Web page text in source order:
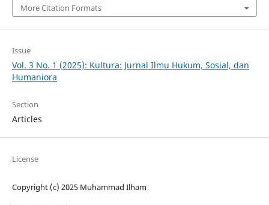
More Citation Formats
Issue
Vol. 3 No. 1 (2025): Kultura: Jurnal Ilmu Hukum, Sosial, dan
Humaniora
Section
Articles
License
Copyright (c) 2025 Muhammad Ilham